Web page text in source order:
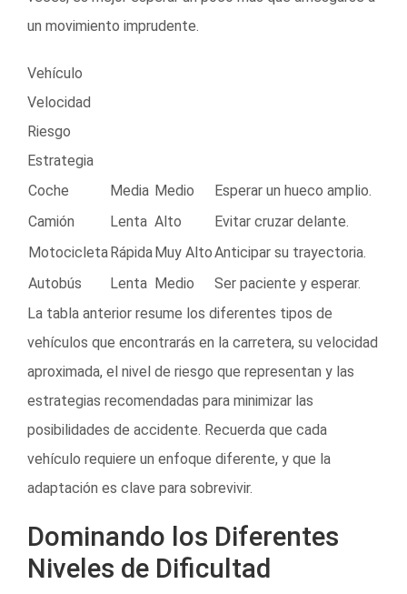
un movimiento imprudente.
Vehículo
Velocidad
Riesgo
Estrategia
Coche
Media Medio
Esperar un hueco amplio.
Camión
Lenta Alto
Evitar cruzar delante.
MotocicletaRápidaMuy AltoAnticipar su trayectoria.
Autobús
Lenta Medio
Ser paciente y esperar.
La tabla anterior resume los diferentes tipos de
vehículos que encontrarás en la carretera, su velocidad
aproximada, el nivel de riesgo que representan y las
estrategias recomendadas para minimizar las
posibilidades de accidente. Recuerda que cada
vehículo requiere un enfoque diferente, y que la
adaptación es clave para sobrevivir.
Dominando los Diferentes
Niveles de Dificultad